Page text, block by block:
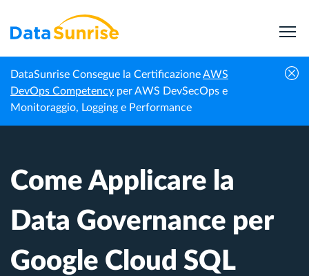
DataSunrise Consegue la CertificazioneAWS
DevOps Competency per AWS DevSecOps e
Monitoraggio, Logging e Performance
Homepage
Centro di
Conoscenza
Come Applicare la Data Governance per
Google Cloud SQL
Come Applicare la
Data Governance per
Google Cloud SQL